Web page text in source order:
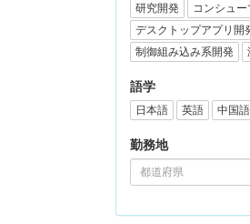
研究開発
コンシュ
デスクトップアプリ開
制御組み込み系開発
語学
日本語 英語 中国語
勤務地
都道府県